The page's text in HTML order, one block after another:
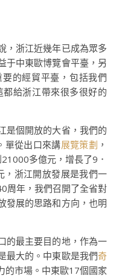
，浙江近幾年已成為眾多
于中東歐博覽會平臺，另
的經貿平臺，包括我們
給浙江帶來很多很好的
是個開放的大省，我們的
單從出口來講展覽策劃 ，
多億元，增長了9．
浙江開放發展是我們一
周年，我們召開了全省對
發展的思路和方向，也明
的最主要目的地，作為一
最大的。中東歐是我們奇
的市場。中東歐17個國家